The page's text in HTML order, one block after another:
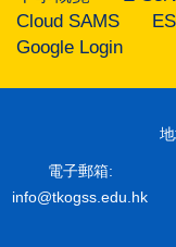
Cloud SAMS
Google Login
電子郵箱:
info@tkogss.edu.hk